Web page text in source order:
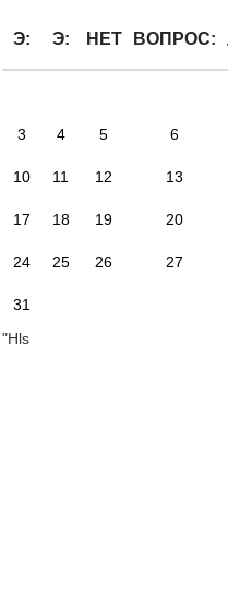
Э: Э: НЕТ ВОПРОС:
3 4 5 6
10 11 12 13
17 18 19 20
24 25 26 27
31
"Hls